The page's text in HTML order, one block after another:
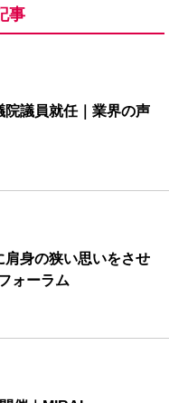
事
院議員就任｜業界の声
肩身の狭い思いをさせ
ォーラム